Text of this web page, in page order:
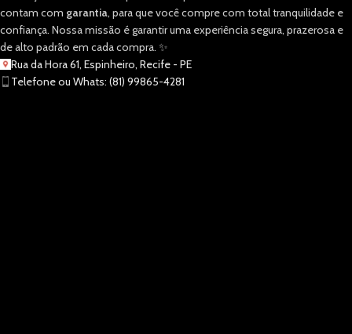
contam com garantia, para que você compre com total tranquilidade e
confiança. Nossa missão é garantir uma experiência segura, prazerosa e
de alto padrão em cada compra. ✨
Rua da Hora 61, Espinheiro, Recife - PE
Telefone ou Whats: (81) 99865-4281